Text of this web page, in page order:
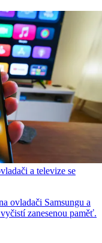
a televize se
ovladači Samsungu a
zanesenou paměť.